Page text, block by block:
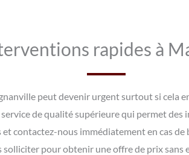
rapides à
peut devenir urgent surtout si cela
de qualité supérieure qui permet
contactez-nous immédiatement en cas
pour obtenir une offre de prix